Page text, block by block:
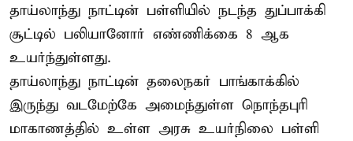
தாய்லாந்து நாட்டின் பள்ளியில் நடந்த துப்பாக்கி
சூட்டில் பலியானோர் எண்ணிக்கை 8 ஆக
உயர்ந்துள்ளது.
தாய்லாந்து நாட்டின் தலைநகர் பாங்காக்கில்
இருந்து வடமேற்கே அமைந்துள்ள நொந்தபுரி
மாகாணத்தில் உள்ள அரசு உயர்நிலை பள்ளி